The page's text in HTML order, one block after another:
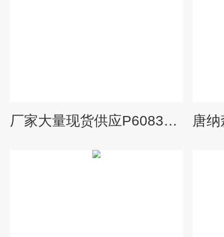
厂家大量现货供应P608305-P608306唐纳森空气滤芯